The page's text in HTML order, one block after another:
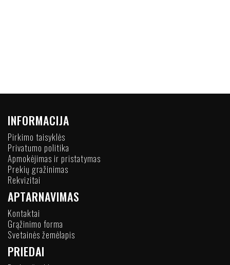
INFORMACIJA
Pirkimo taisyklės
Privatumo politika
Apmokėjimas ir pristatymas
Prekių gražinimas
Rekvizitai
APTARNAVIMAS
Kontaktai
Grąžinimo forma
Svetainės žemėlapis
PRIEDAI